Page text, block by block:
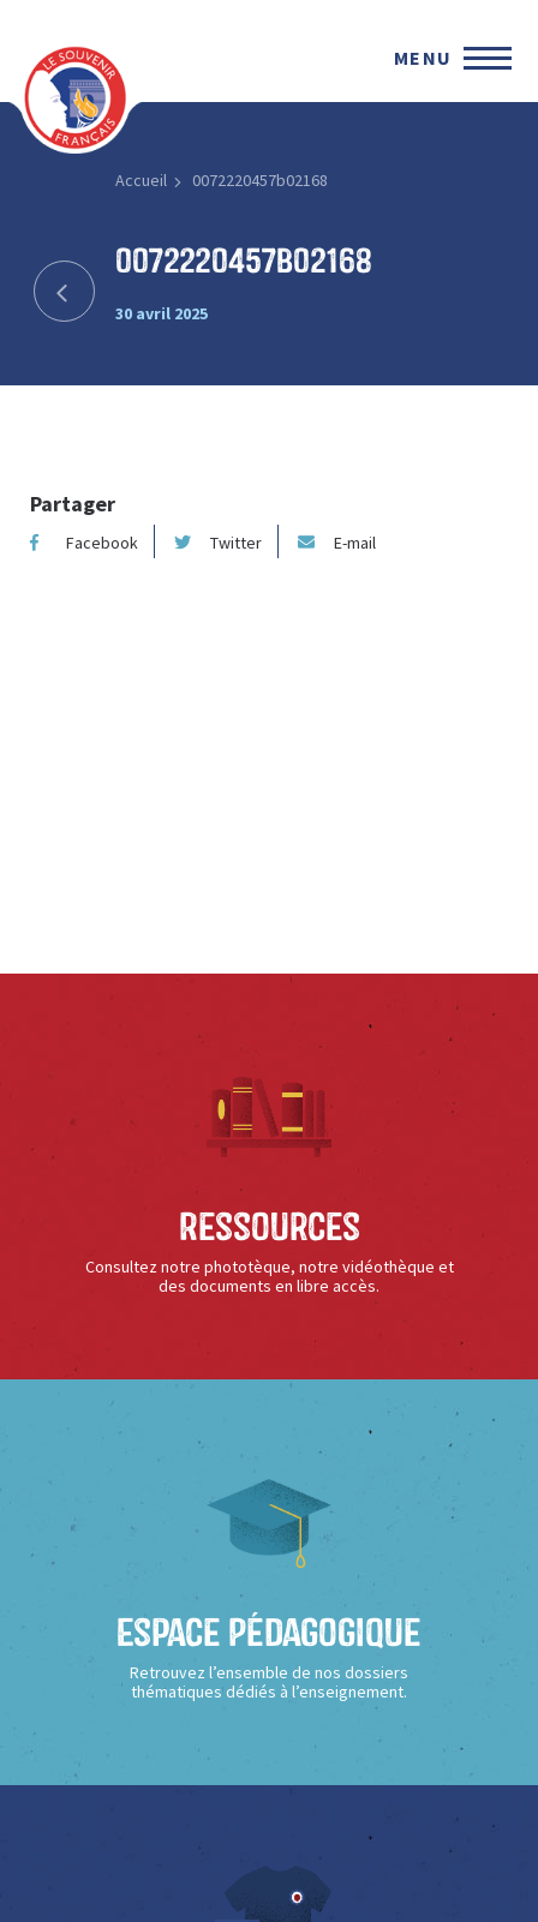
MENU
Accueil 0072220457b02168
0072220457b02168
30 avril 2025
Partager
Facebook Twitter E-mail
Ressources
Consultez notre phototèque, notre vidéothèque et
des documents en libre accès.
Espace Pédagogique
Retrouvez l’ensemble de nos dossiers
thématiques dédiés à l’enseignement.